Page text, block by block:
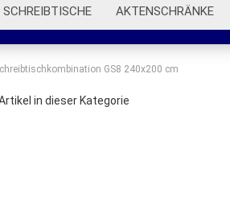
SCHREIBTISCHE AKTENSCHRÄNKE
BÜROWAGEN AKUSTIK-
GS8 240x200 cm
in dieser Kategorie